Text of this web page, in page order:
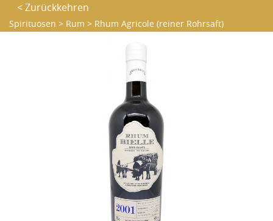
< Zurückkehren
Spirituosen > Rum > Rhum Agricole (reiner Rohrsaft)